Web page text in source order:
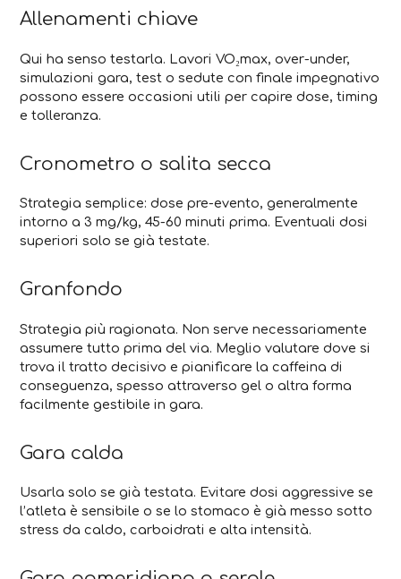
Allenamenti chiave
Qui ha senso testarla. Lavori VO₂max, over-under,
simulazioni gara, test o sedute con finale impegnativo
possono essere occasioni utili per capire dose, timing
e tolleranza.
Cronometro o salita secca
Strategia semplice: dose pre-evento, generalmente
intorno a 3 mg/kg, 45-60 minuti prima. Eventuali dosi
superiori solo se già testate.
Granfondo
Strategia più ragionata. Non serve necessariamente
assumere tutto prima del via. Meglio valutare dove si
trova il tratto decisivo e pianificare la caffeina di
conseguenza, spesso attraverso gel o altra forma
facilmente gestibile in gara.
Gara calda
Usarla solo se già testata. Evitare dosi aggressive se
l’atleta è sensibile o se lo stomaco è già messo sotto
stress da caldo, carboidrati e alta intensità.